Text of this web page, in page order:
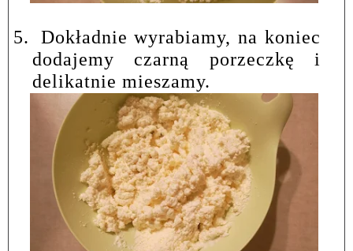
5.
Dokładnie wyrabiamy, na koniec
dodajemy czarną porzeczkę i
delikatnie mieszamy.